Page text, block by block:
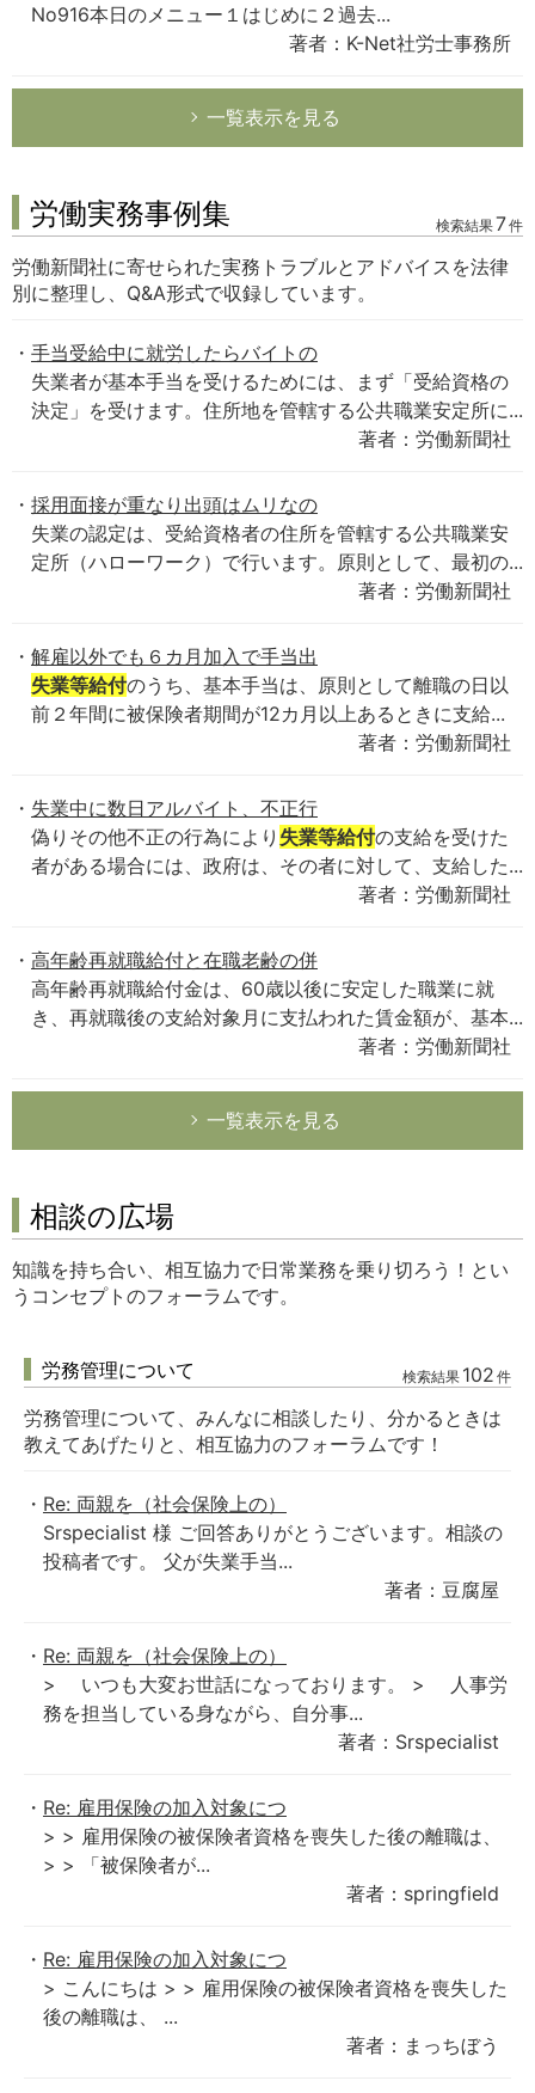
No916本日のメニュー１はじめに２過去...
著者：K-Net社労士事務所
一覧表示を見る
労働実務事例集 検索結果7件
労働新聞社に寄せられた実務トラブルとアドバイスを法律
別に整理し、Q&A形式で収録しています。
手当受給中に就労したらバイトの
失業者が基本手当を受けるためには、まず「受給資格の
決定」を受けます。住所地を管轄する公共職業安定所に...
著者：労働新聞社
採用面接が重なり出頭はムリなの
失業の認定は、受給資格者の住所を管轄する公共職業安
定所（ハローワーク）で行います。原則として、最初の...
著者：労働新聞社
解雇以外でも６カ月加入で手当出
失業等給付のうち、基本手当は、原則として離職の日以
前２年間に被保険者期間が12カ月以上あるときに支給...
著者：労働新聞社
失業中に数日アルバイト、不正行
偽りその他不正の行為により 失業等給付の支給を受けた
者がある場合には、政府は、その者に対して、支給した...
著者：労働新聞社
高年齢再就職給付と在職老齢の併
高年齢再就職給付金は、60歳以後に安定した職業に就
き、再就職後の支給対象月に支払われた賃金額が、基本...
著者：労働新聞社
一覧表示を見る
相談の広場
知識を持ち合い、相互協力で日常業務を乗り切ろう！とい
うコンセプトのフォーラムです。
労務管理について 検索結果 102 件
労務管理について、みんなに相談したり、分かるときは
教えてあげたりと、相互協力のフォーラムです！
Re: 両親を（社会保険上の）
Srspecialist 様 ご回答ありがとうございます。相談の
投稿者です。 父が失業手当...
著者：豆腐屋
Re: 両親を（社会保険上の）
> いつも大変お世話になっております。 > 人事労
務を担当している身ながら、自分事...
著者：Srspecialist
Re: 雇用保険の加入対象につ
> > 雇用保険の被保険者資格を喪失した後の離職は、
> > 「被保険者が...
著者：springfield
Re: 雇用保険の加入対象につ
> こんにちは > > 雇用保険の被保険者資格を喪失した
後の離職は、 ...
著者：まっちぼう